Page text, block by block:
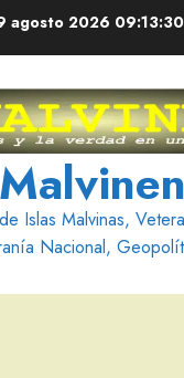
agosto 2026 09:13:31
Islas Malvinas,
Nacional,